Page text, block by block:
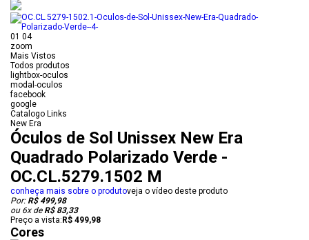
01 04
zoom
Mais Vistos
Todos produtos
lightbox-oculos
modal-oculos
facebook
google
Catalogo Links
New Era
Óculos de Sol Unissex New Era
Quadrado Polarizado Verde -
OC.CL.5279.1502 M
conheça mais sobre o produtoveja o vídeo deste produto
Por:R$ 499,98
ou 6xdeR$ 83,33
Preço a vista: R$ 499,98
Cores